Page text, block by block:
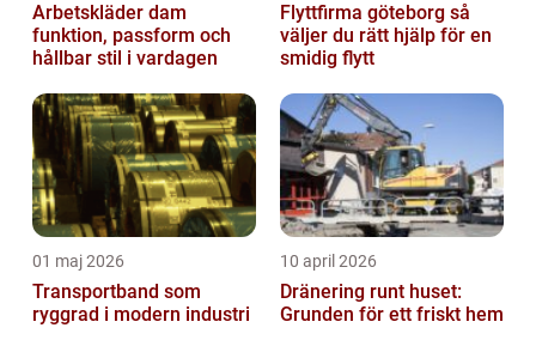
Arbetskläder dam
funktion, passform och
hållbar stil i vardagen
Flyttfirma göteborg så
väljer du rätt hjälp för en
smidig flytt
01 maj 2026
Transportband som
ryggrad i modern industri
10 april 2026
Dränering runt huset:
Grunden för ett friskt hem